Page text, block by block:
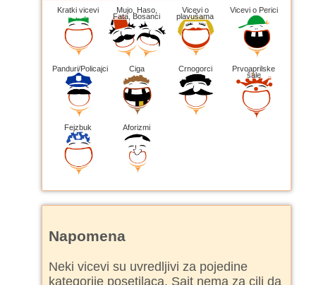
Kratki vicevi Mujo, Haso,
Fata, Bosanci
Vicevi o
plavušama
Vicevi o Perici
Panduri/Policajci Ciga Crnogorci Prvoaprilske
šale
Fejzbuk Aforizmi
Napomena
Neki vicevi su uvredljivi za pojedine
kategorije posetilaca. Sajt nema za cilj da